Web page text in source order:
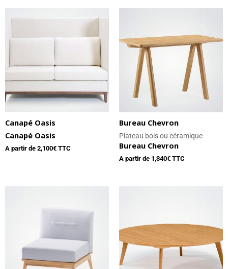
Canapé Oasis
Canapé Oasis
A partir de 2,100€ TTC
Bureau Chevron
Plateau bois ou céramique
Bureau Chevron
A partir de 1,340€ TTC